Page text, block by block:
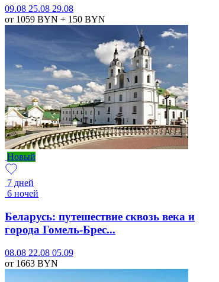
09.08 25.08 29.08
от 1059 BYN + 150 BYN
Новый
7 дней
6 ночей
Беларусь: путешествие сквозь века и
города Гомель-Брес...
08.08 22.08 05.09
от 1663 BYN